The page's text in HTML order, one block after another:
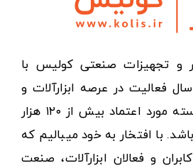
و تجهیزات صنعتی کولیس با
افتخار نزدیک به ۱۰ سال فعالیت در عرصه ابزارآلات و
کالاهای صنعتی توانسته مورد اعتماد بیش از ۱۲۰ هزار
باشد. با افتخار به خود میبالیم که
و فعالان ابزارآلات، صنعت